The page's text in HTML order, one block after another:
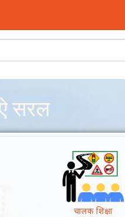
सरल
चालक शिक्षा